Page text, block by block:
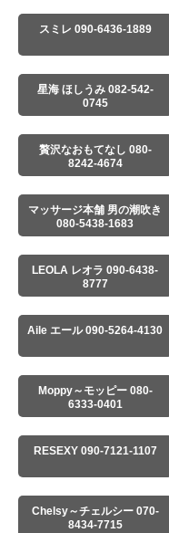
スミレ 090-6436-1889
星海 ほしうみ 082-542-
0745
贅沢なおもてなし 080-
8242-4674
マッサージ本舗 男の潮吹き
080-5438-1683
LEOLA レオラ 090-6438-
8777
Aile エール 090-5264-4130
Moppy～モッピー 080-
6333-0401
RESEXY 090-7121-1107
Chelsy～チェルシー 070-
8434-7715